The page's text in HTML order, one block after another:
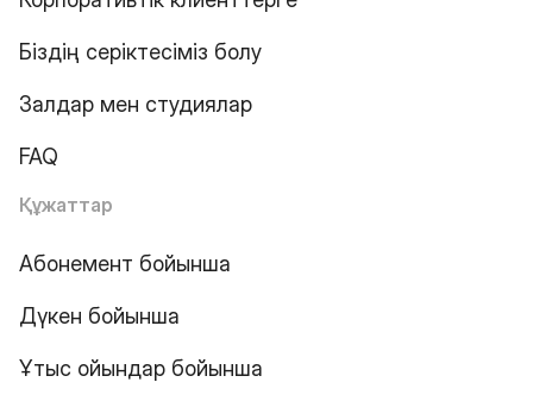
Біздің серіктесіміз болу
Залдар мен студиялар
FAQ
Құжаттар
Абонемент бойынша
Дүкен бойынша
Ұтыс ойындар бойынша